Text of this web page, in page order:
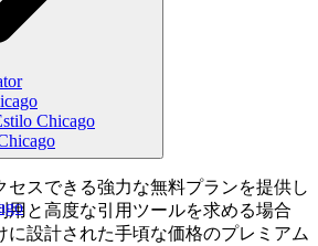
Chicago
セスできる強力な無料プランを提供し
用と高度な引用ツールを求める場合
に設計された手頃な価格のプレミアム